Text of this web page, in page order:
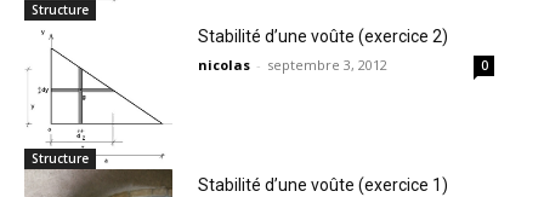
Structure
Structure
Stabilité d’une voûte (exercice 2)
nicolas - septembre 3, 2012 0
Stabilité d’une voûte (exercice 1)